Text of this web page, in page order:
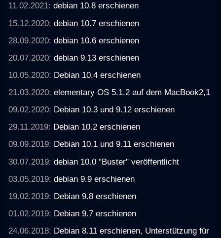
11.02.2021:debian 10.8 erschienen
15.12.2020:debian 10.7 erschienen
28.09.2020:debian 10.6 erschienen
20.07.2020:debian 9.13 erschienen
10.05.2020: Debian 10.4 erschienen
21.03.2020:elementary OS 5.1.2 auf dem MacBook2,1
09.02.2020: Debian 10.3 und 9.12 erschienen
29.11.2019: Debian 10.2 erschienen
09.09.2019: Debian 10.1 und 9.11 erschienen
30.07.2019:debian 10.0 "Buster" veröffentlicht
03.05.2019:debian 9.9 erschienen
19.02.2019: Debian 9.8 erschienen
01.02.2019: Debian 9.7 erschienen
24.06.2018: Debian 8.11 erschienen, Unterstützung für